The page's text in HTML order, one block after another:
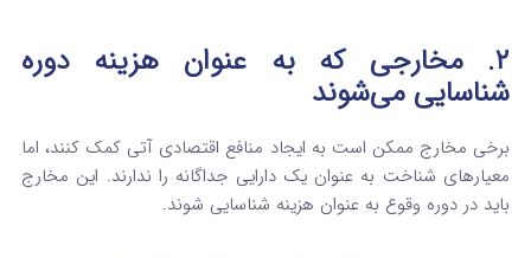
۲. مخارجی که به عنوان هزینه دوره
شناسایی می‌شوند
برخی مخارج ممکن است به ایجاد منافع اقتصادی آتی کمک کنند، اما
معیارهای شناخت به عنوان یک دارایی جداگانه را ندارند. این مخارج
باید در دوره وقوع به عنوان هزینه شناسایی شوند.